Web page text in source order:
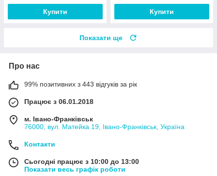
Купити Купити
Показати ще
Про нас
99% позитивних з 443 відгуків за рік
Працює з 06.01.2018
м. Івано-Франківськ
76000, вул. Матейка 19, Івано-Франківськ, Україна
Контакти
Сьогодні працює з 10:00 до 13:00
Показати весь графік роботи